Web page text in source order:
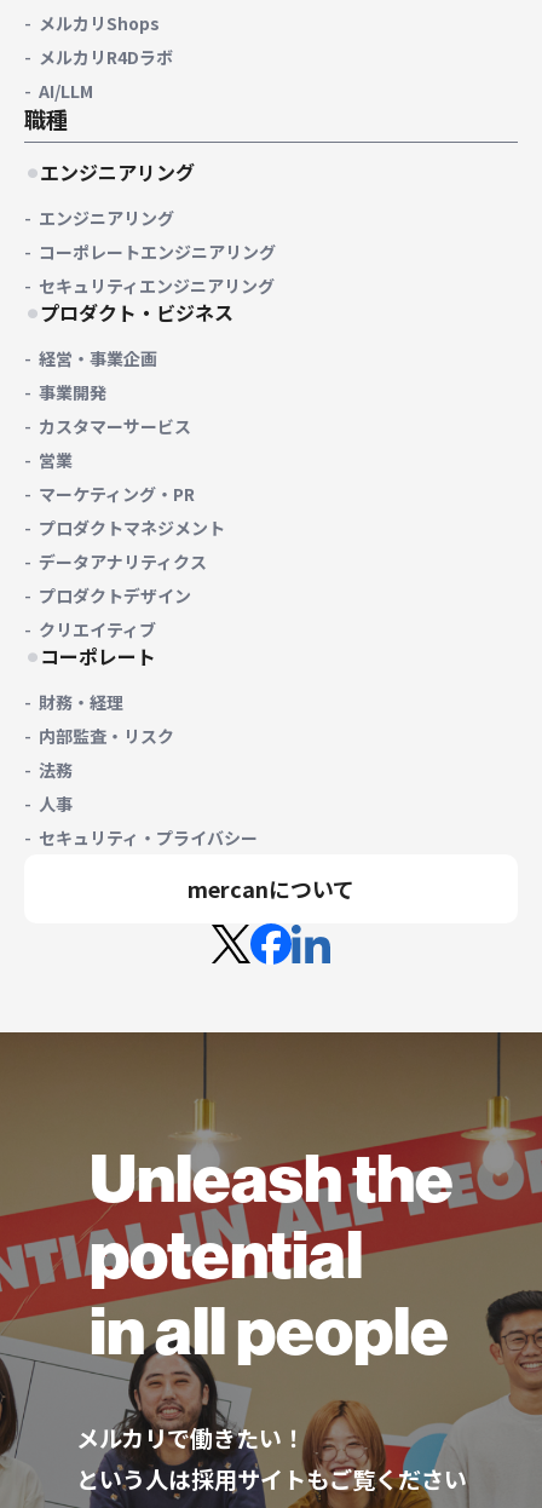
メルカリShops
メルカリR4Dラボ
AI/LLM
職種
エンジニアリング
エンジニアリング
コーポレートエンジニアリング
セキュリティエンジニアリング
プロダクト・ビジネス
経営・事業企画
事業開発
カスタマーサービス
営業
マーケティング・PR
プロダクトマネジメント
データアナリティクス
プロダクトデザイン
クリエイティブ
コーポレート
財務・経理
内部監査・リスク
法務
人事
セキュリティ・プライバシー
mercanについて
Unleash the
potential
in all people
メルカリで働きたい！
という人は採用サイトもご覧ください